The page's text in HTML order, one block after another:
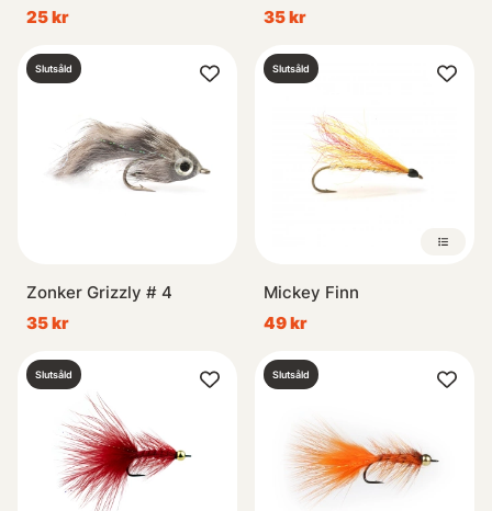
25 kr
35 kr
Slutsåld
Zonker Grizzly # 4
35 kr
Slutsåld
Mickey Finn
49 kr
Slutsåld Slutsåld